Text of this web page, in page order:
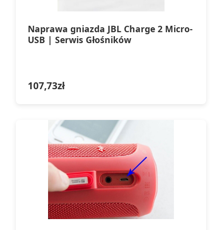
Naprawa gniazda JBL Charge 2 Micro-
USB | Serwis Głośników
107,73zł